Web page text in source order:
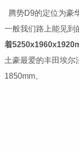
腾势D9的定位为豪
一般我们路上能见到
着
土豪最爱的丰田埃尔
1850mm。